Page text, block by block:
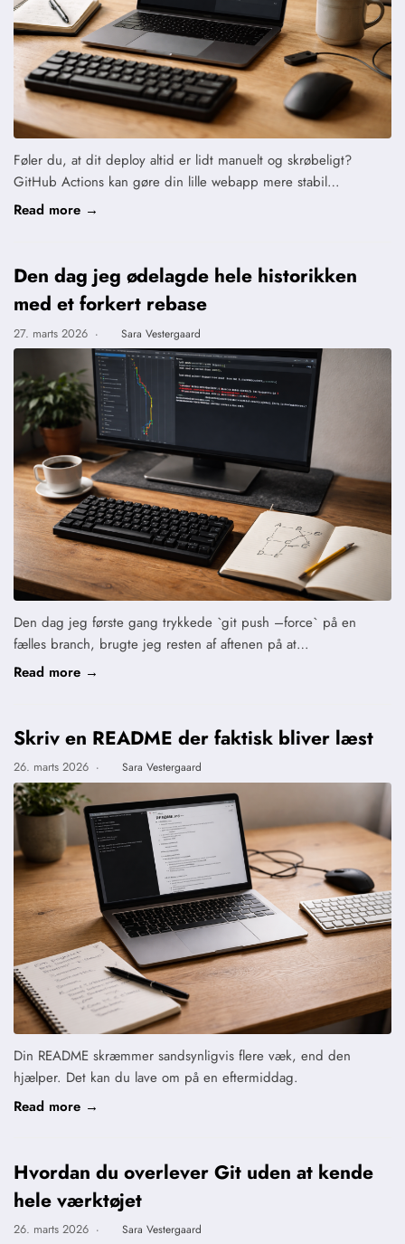
Føler du, at dit deploy altid er lidt manuelt og skrøbeligt?
GitHub Actions kan gøre din lille webapp mere stabil…
Read more →
Den dag jeg ødelagde hele historikken
med et forkert rebase
27. marts 2026 · Sara Vestergaard
Den dag jeg første gang trykkede `git push –force` på en
fælles branch, brugte jeg resten af aftenen på at…
Read more →
Skriv en README der faktisk bliver læst
26. marts 2026 · Sara Vestergaard
Din README skræmmer sandsynligvis flere væk, end den
hjælper. Det kan du lave om på en eftermiddag.
Read more →
Hvordan du overlever Git uden at kende
hele værktøjet
26. marts 2026 · Sara Vestergaard